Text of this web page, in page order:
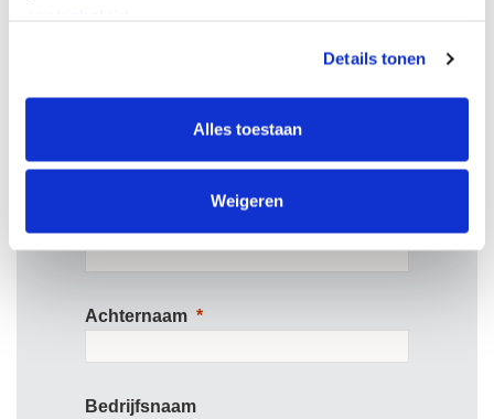
Details tonen
Alles toestaan
Weigeren
Bel 053 – 434 85 12
of maak gebruik
van het contactformulier.
Achternaam
Bedrijfsnaam